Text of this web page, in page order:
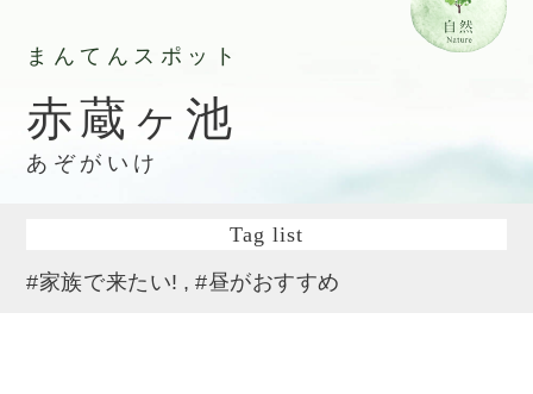
まんてんスポット
赤蔵ヶ池
あぞがいけ
Tag list
#家族で来たい!
#昼がおすすめ